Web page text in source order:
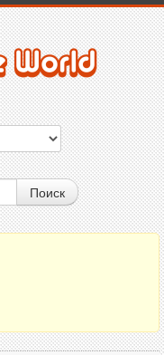
Поиск